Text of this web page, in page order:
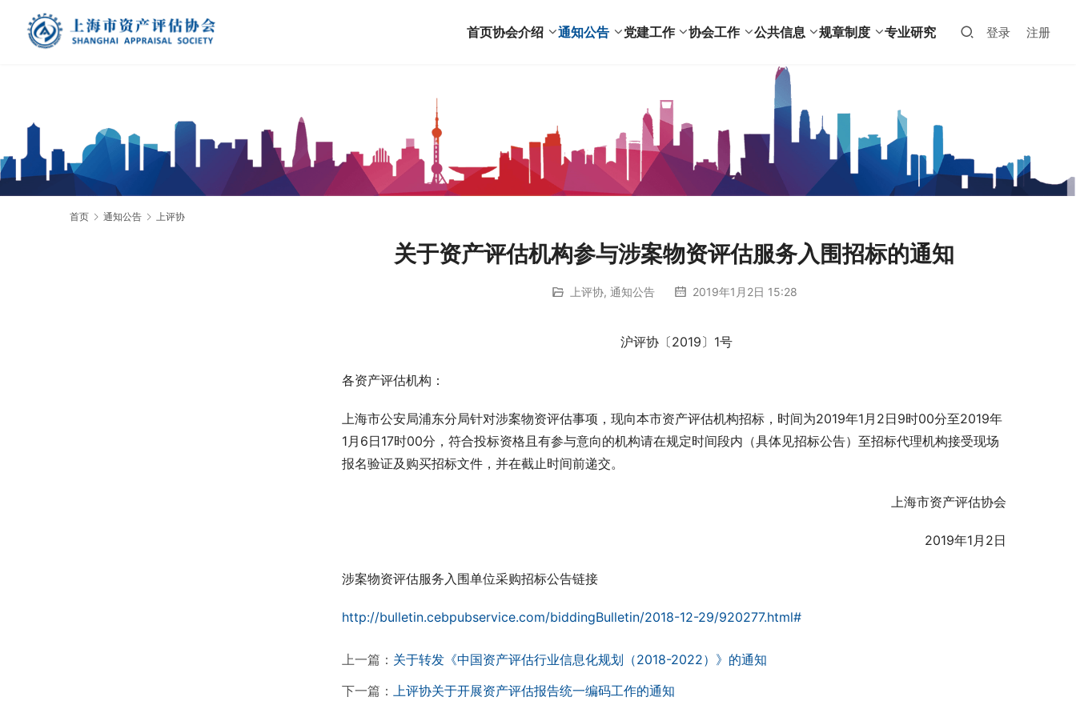
首页协会介绍 通知公告 党建工作 协会工作 公共信息 规章制度 专业研究 登录 注册
首页 通知公告 上评协
关于资产评估机构参与涉案物资评估服务入围招标的通知
上评协, 通知公告 2019年1月2日 15:28
沪评协〔2019〕1号
各资产评估机构：
上海市公安局浦东分局针对涉案物资评估事项，现向本市资产评估机构招标，时间为2019年1月2日9时00分至2019年
1月6日17时00分，符合投标资格且有参与意向的机构请在规定时间段内（具体见招标公告）至招标代理机构接受现场
报名验证及购买招标文件，并在截止时间前递交。
上海市资产评估协会
2019年1月2日
涉案物资评估服务入围单位采购招标公告链接
http://bulletin.cebpubservice.com/biddingBulletin/2018-12-29/920277.html#
上一篇： 关于转发《中国资产评估行业信息化规划（2018-2022）》的通知
下一篇： 上评协关于开展资产评估报告统一编码工作的通知